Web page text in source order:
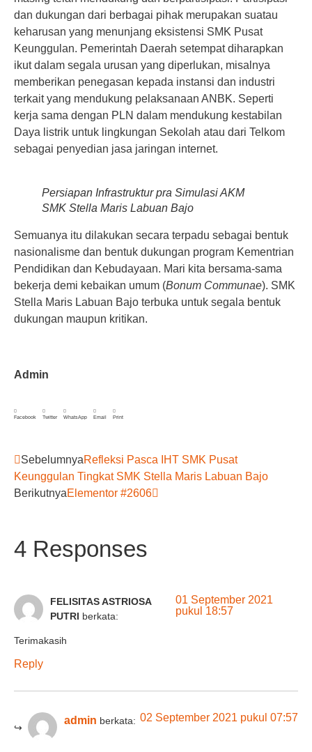
dan dukungan dari berbagai pihak merupakan suatau
keharusan yang menunjang eksistensi SMK Pusat
Keunggulan. Pemerintah Daerah setempat diharapkan
ikut dalam segala urusan yang diperlukan, misalnya
memberikan penegasan kepada instansi dan industri
terkait yang mendukung pelaksanaan ANBK. Seperti
kerja sama dengan PLN dalam mendukung kestabilan
Daya listrik untuk lingkungan Sekolah atau dari Telkom
sebagai penyedian jasa jaringan internet.
Persiapan Infrastruktur pra Simulasi AKM
SMK Stella Maris Labuan Bajo
Semuanya itu dilakukan secara terpadu sebagai bentuk
nasionalisme dan bentuk dukungan program Kementrian
Pendidikan dan Kebudayaan. Mari kita bersama-sama
bekerja demi kebaikan umum (Bonum Communae). SMK
Stella Maris Labuan Bajo terbuka untuk segala bentuk
dukungan maupun kritikan.
Admin
Facebook Twitter WhatsApp Email Print
SebelumnyaRefleksi Pasca IHT SMK Pusat
Keunggulan Tingkat SMK Stella Maris Labuan Bajo
BerikutnyaElementor #2606
4 Responses
FELISITAS ASTRIOSA
PUTRI berkata:
01 September 2021
pukul 18:57
Terimakasih
Reply
admin berkata: 02 September 2021 pukul 07:57